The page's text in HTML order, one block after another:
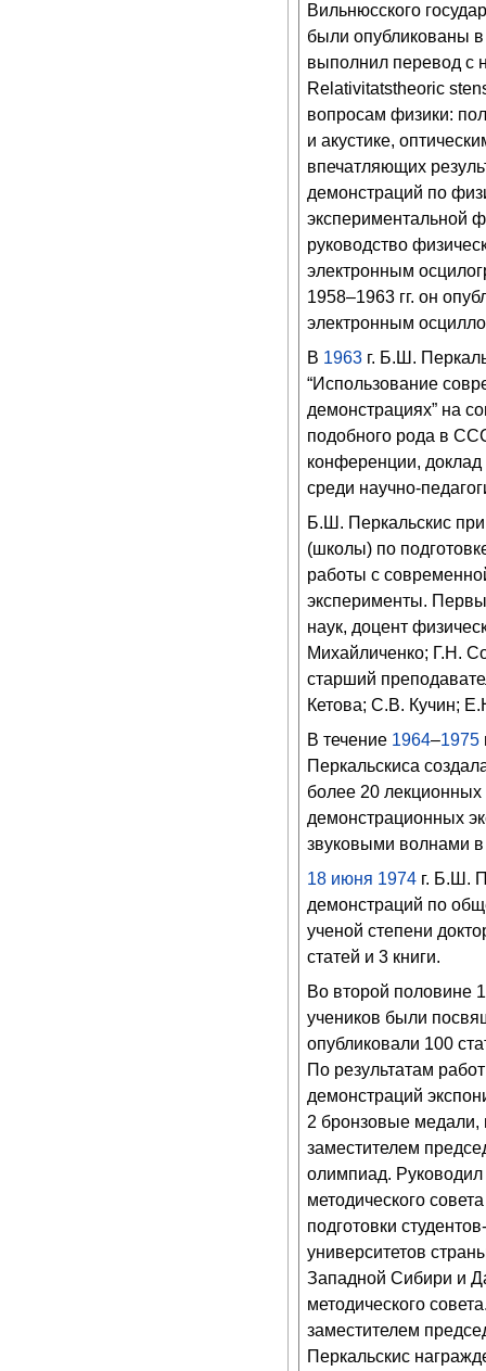
Вильнюсского
были опубликованы в
выполнил перевод с
Relativitatstheoric
вопросам физики:
и акустике,
впечатляющих
демонстраций по
экспериментальной
руководство
электронным
1958–1963 гг. он
электронным
В 1963г. Б.Ш.
“Использование
демонстрациях” на
подобного рода в
конференции,
среди научно-
Б.Ш. Перкальскис
(школы) по
работы с
эксперименты.
наук, доцент
Михайличенко; Г.Н.
старший
Кетова; С.В. Кучин;
В течение 1964–1975
Перкальскиса
более 20
демонстрационных
звуковыми волнами в
18 июня 1974г. Б.Ш.
демонстраций по
ученой степени
статей и 3 книги.
Во второй половине
учеников были
опубликовали 100
По результатам
демонстраций
2 бронзовые
заместителем
олимпиад. Руководил
методического
подготовки
университетов
Западной Сибири и
методического
заместителем
Перкальскис